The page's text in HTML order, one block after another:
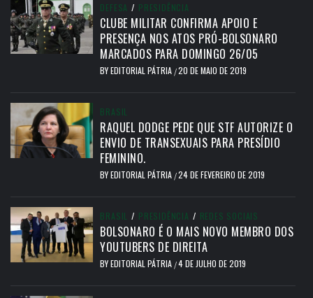
DEFESA / PRESIDÊNCIA
CLUBE MILITAR CONFIRMA APOIO E
PRESENÇA NOS ATOS PRÓ-BOLSONARO
MARCADOS PARA DOMINGO 26/05
BYEDITORIAL PÁTRIA /20 DE MAIO DE 2019
BRASIL
RAQUEL DODGE PEDE QUE STF AUTORIZE O
ENVIO DE TRANSEXUAIS PARA PRESÍDIO
FEMININO.
BYEDITORIAL PÁTRIA /24 DE FEVEREIRO DE 2019
BRASIL / PRESIDÊNCIA / REDES SOCIAIS
BOLSONARO É O MAIS NOVO MEMBRO DOS
YOUTUBERS DE DIREITA
BYEDITORIAL PÁTRIA /4 DE JULHO DE 2019